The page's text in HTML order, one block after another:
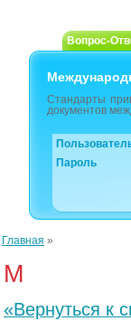
Вопрос-
Стандарты
документов
Пароль
Главная »
M
«Вернуться к